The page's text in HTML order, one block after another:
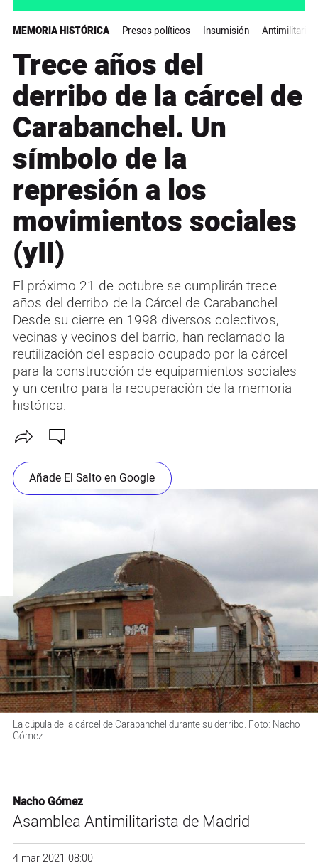
MEMORIA HISTÓRICA Presos políticos Insumisión
Trece años del
derribo de la cárcel de
Carabanchel. Un
símbolo de la
represión a los
movimientos sociales
(yII)
El próximo 21 de octubre se cumplirán trece
años del derribo de la Cárcel de Carabanchel.
Desde su cierre en 1998 diversos colectivos,
vecinas y vecinos del barrio, han reclamado la
reutilización del espacio ocupado por la cárcel
para la construcción de equipamientos sociales
y un centro para la recuperación de la memoria
histórica.
Añade El Salto en Google
La cúpula de la cárcel de Carabanchel durante su derribo. Foto: Nacho
Gómez
Nacho Gómez
Asamblea Antimilitarista de Madrid
4 mar 2021 08:00